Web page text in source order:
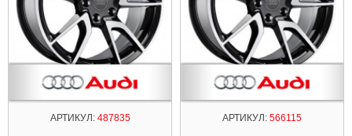
АРТИКУЛ:487835 АРТИКУЛ: 566115